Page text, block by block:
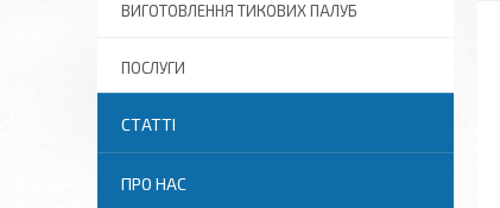
ВИГОТОВЛЕННЯ ТИКОВИХ ПАЛУБ
ПОСЛУГИ
СТАТТІ
ПРО НАС